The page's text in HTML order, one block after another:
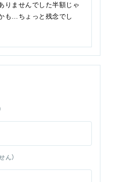
りませんでした半額じゃ
も…ちょっと残念でし
ん）